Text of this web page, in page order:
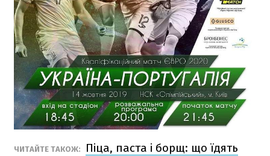
ЧИТАЙТЕ ТАКОЖ:
Піца, паста і борщ: що їдять